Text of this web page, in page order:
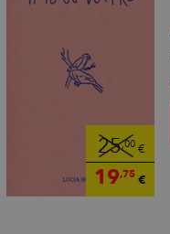
25,00€
19,75€